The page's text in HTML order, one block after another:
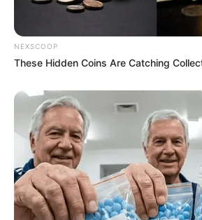
4. Caminho de mesa
Uma outra forma de começar a
NEXSCOOP
These Hidden Coins Are Catching